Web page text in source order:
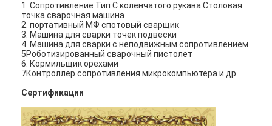
Сварочный аппарат пятна таблицы
ручной сварочный аппарат пятна
Одиночный бортовой сварочный аппарат пятна
Сварочный аппарат шва
Роботизированный пистолет для точечной сварки
1. Сопротивление Тип C коленчатого рукава Столовая
точка сварочная машина
2. портативный МФ спотовый сварщик
3. Машина для сварки точек подвески
4. Машина для сварки с неподвижным сопротивлением
5Роботизированный сварочный пистолет
6. Кормильщик орехами
7Контроллер сопротивления микрокомпьютера и др.
Сертификации